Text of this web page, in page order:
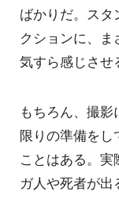
ばかりだ。ス
クションに、
気すら感じさせ
もちろん、撮
限りの準備をし
ことはある。
ガ人や死者が出